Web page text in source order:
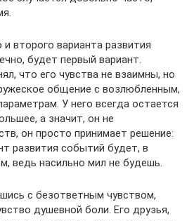
и второго варианта развития
будет первый вариант.
что его чувства не взаимны, но
общение с возлюбленным,
У него всегда остается
а значит, он не
он просто принимает решение:
развития событий будет, в
ведь насильно мил не будешь.
с безответным чувством,
душевной боли. Его друзья,